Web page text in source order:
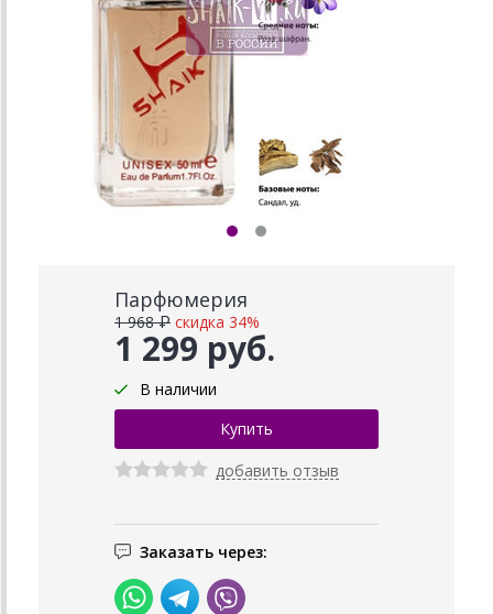
Парфюмерия
1 299 руб.
1 968 ₽ скидка 34%
В наличии
добавить отзыв
Заказать через: